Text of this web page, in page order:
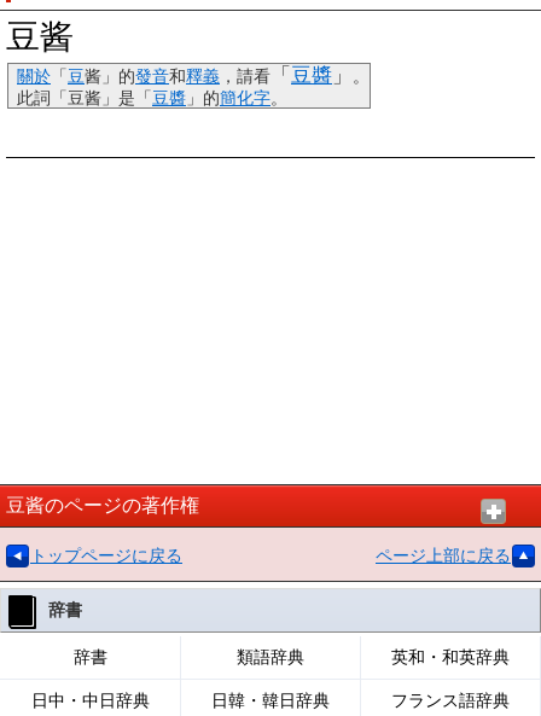
豆酱
關於 「豆酱 」的發音和釋義 ，請看 「 豆醬 」
。
此詞「豆酱 」是「豆醬 」的簡化字。
豆酱のページの著作権
トップページに戻る ページ上部に戻る
辞書
辞書 類語辞典 英和・和英辞典
日中・中日辞典 日韓・韓日辞典 フランス語辞典